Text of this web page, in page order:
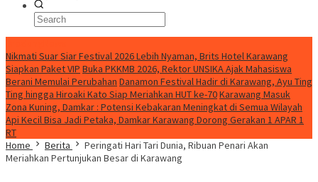
Nikmati Suar Siar Festival 2026 Lebih Nyaman, Brits Hotel Karawang
Siapkan Paket VIP Buka PKKMB 2026, Rektor UNSIKA Ajak Mahasiswa
Berani Memulai Perubahan Danamon Festival Hadir di Karawang, Ayu Ting
Ting hingga Hiroaki Kato Siap Meriahkan HUT ke-70Karawang Masuk
Zona Kuning, Damkar : Potensi Kebakaran Meningkat di Semua Wilayah
Api Kecil Bisa Jadi Petaka, Damkar Karawang Dorong Gerakan 1 APAR 1
RT
Home
Berita
Peringati Hari Tari Dunia, Ribuan Penari Akan
Meriahkan Pertunjukan Besar di Karawang